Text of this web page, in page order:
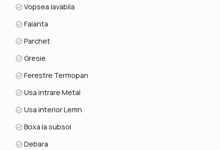
Vopsea lavabila
Faianta
Parchet
Gresie
Ferestre Termopan
Usa intrare Metal
Usa interior Lemn
Boxa la subsol
Debara